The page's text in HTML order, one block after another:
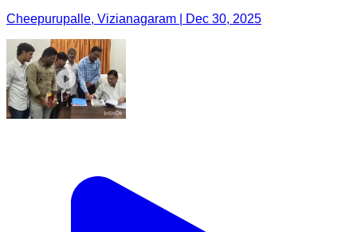
Cheepurupalle, Vizianagaram | Dec 30, 2025